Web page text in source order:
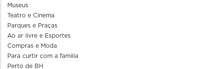
Museus
Teatro e Cinema
Parques e Praças
Ao ar livre e Esportes
Compras e Moda
Para curtir com a familia
Perto de BH